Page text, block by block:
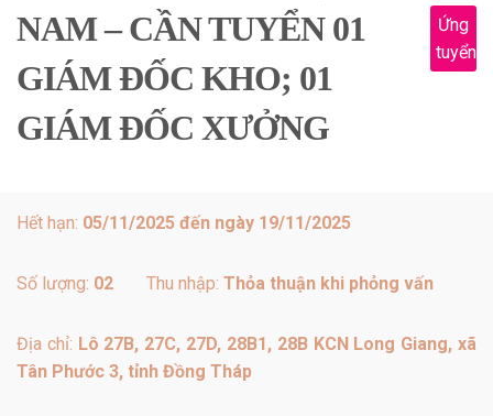
NAM – CẦN TUYỂN 01
GIÁM ĐỐC KHO; 01
GIÁM ĐỐC XƯỞNG
Ứng
tuyển
Hết hạn: 05/11/2025 đến ngày 19/11/2025
Số lượng: 02 Thu nhập: Thỏa thuận khi phỏng vấn
Địa chỉ: Lô 27B, 27C, 27D, 28B1, 28B KCN Long Giang, xã
Tân Phước 3, tỉnh Đồng Tháp